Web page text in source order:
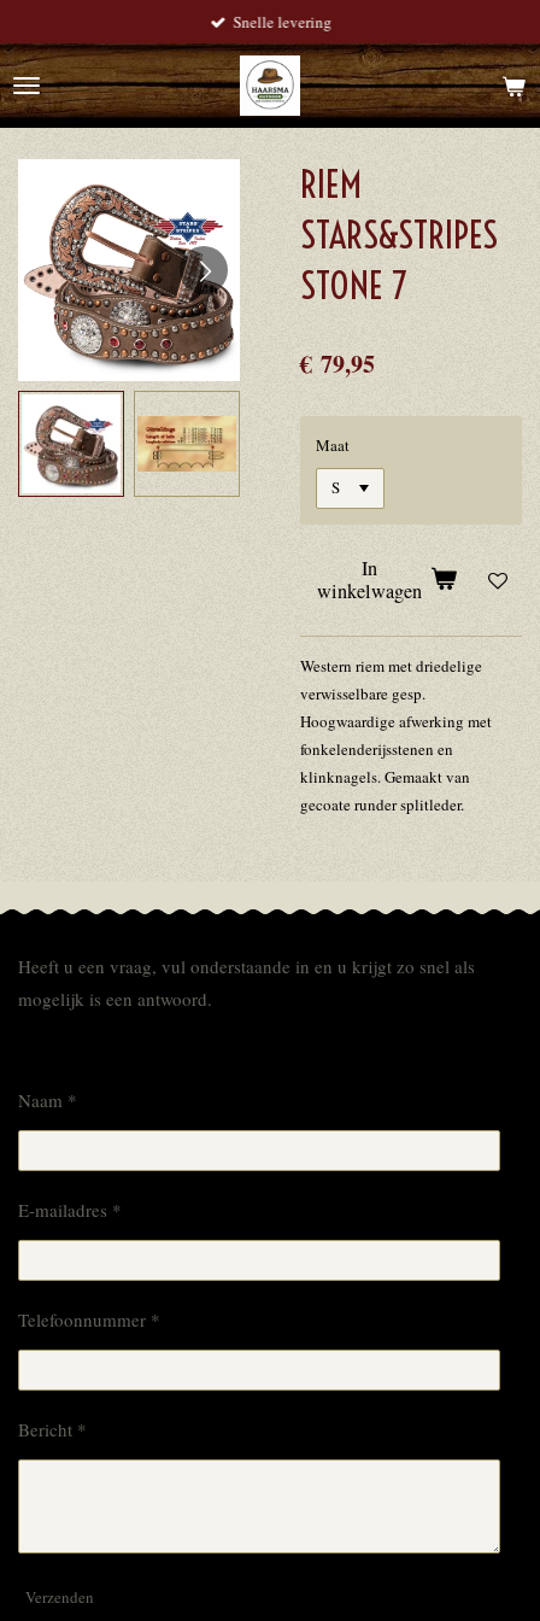
direct
naar
de
Snelle levering
RIEM
STARS&STRIPES
STONE 7
€ 79,95
Maat
In
winkelwagen
Western riem met driedelige
verwisselbare gesp.
Hoogwaardige afwerking met
fonkelenderijsstenen en
klinknagels. Gemaakt van
gecoate runder splitleder.
Heeft u een vraag, vul onderstaande in en u krijgt zo snel als
mogelijk is een antwoord.
Naam *
E-mailadres *
Telefoonnummer *
Bericht *
Verzenden